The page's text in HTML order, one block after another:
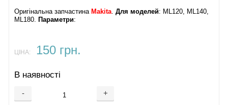
Оригінальна запчастина Makita.Для моделей: ML120, ML140,
ML180. Параметри:
ЦІНА: 150 грн.
В наявності
- +